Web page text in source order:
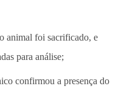
animal foi sacrificado, e
para análise;
confirmou a presença do